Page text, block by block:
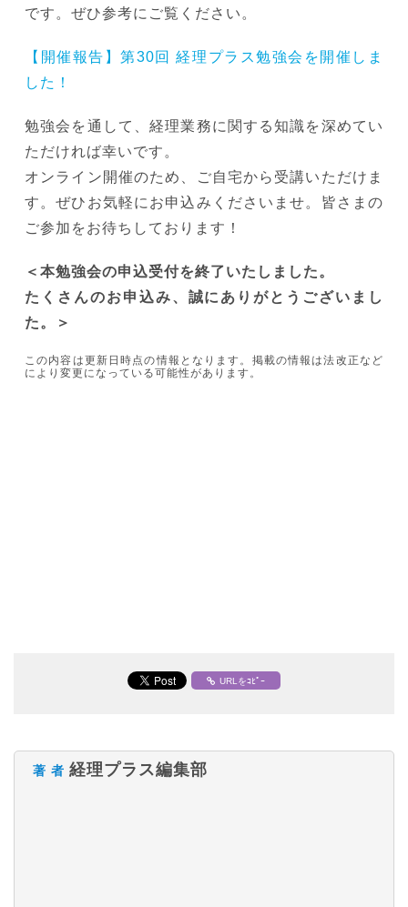
です。ぜひ参考にご覧ください。
【開催報告】第30回 経理プラス勉強会を開催しま
した！
勉強会を通して、経理業務に関する知識を深めてい
ただければ幸いです。
オンライン開催のため、ご自宅から受講いただけま
す。ぜひお気軽にお申込みくださいませ。皆さまの
ご参加をお待ちしております！
＜本勉強会の申込受付を終了いたしました。
たくさんのお申込み、誠にありがとうございまし
た。＞
この内容は更新日時点の情報となります。掲載の情報は法改正など
により変更になっている可能性があります。
URLをｺﾋﾟｰ
著 者 経理プラス編集部